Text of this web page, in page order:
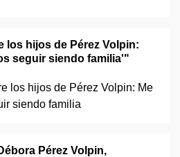
los hijos de Pérez Volpin:
seguir siendo familia'"
Pérez Volpin,